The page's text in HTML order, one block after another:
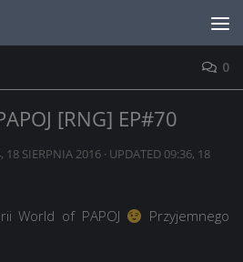
0
[RNG] EP#70
18 SIERPNIA 2016 · UPDATED 09:36, 18
World of PAPOJ
Przyjemnego